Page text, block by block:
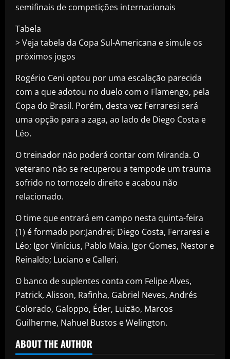
semifinais de competições internacionais
Tabela
> Veja tabela da Copa Sul-Americana e simule os
próximos jogos
Rogério Ceni optou por uma escalação parecida
com a que adotou no duelo com o Flamengo, pela
Copa do Brasil. Porém, desta vez Ferraresi será
uma opção para a zaga, ao lado de Diego Costa e
Léo.
O treinador não poderá contar com Miranda. O
veterano não se recuperou a tempode um trauma
sofrido no tornozelo direito e acabou não
relacionado.
O time que entrará em campo nesta quinta-feira
(1) é formado por:Jandrei; Diego Costa, Ferraresi e
Léo; Igor Vinícius, Pablo Maia, Igor Gomes, Nestor e
Reinaldo; Luciano e Calleri.
O banco de suplentes conta com Felipe Alves,
Patrick, Alisson, Rafinha, Gabriel Neves, Andrés
Colorado, Galoppo, Éder, Luizão, Marcos
Guilherme, Nahuel Bustos e Welington.
ABOUT THE AUTHOR